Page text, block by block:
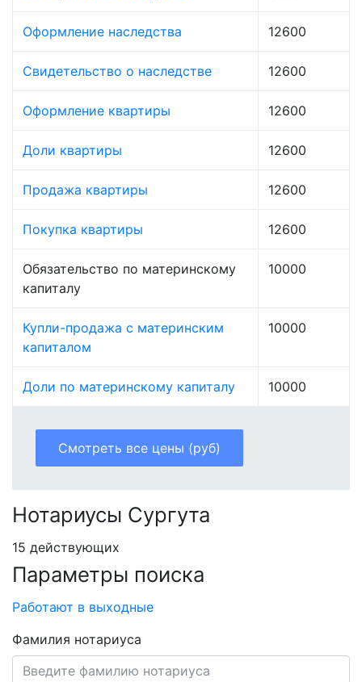
Оформление наследства 12600
Свидетельство о наследстве 12600
Оформление квартиры 12600
Доли квартиры 12600
Продажа квартиры 12600
Покупка квартиры 12600
Обязательство по материнскому
капиталу
10000
Купли-продажа с материнским
капиталом
10000
Доли по материнскому капиталу 10000
Смотреть все цены (руб)
Нотариусы Сургута
15 действующих
Параметры поиска
Работают в выходные
Фамилия нотариуса